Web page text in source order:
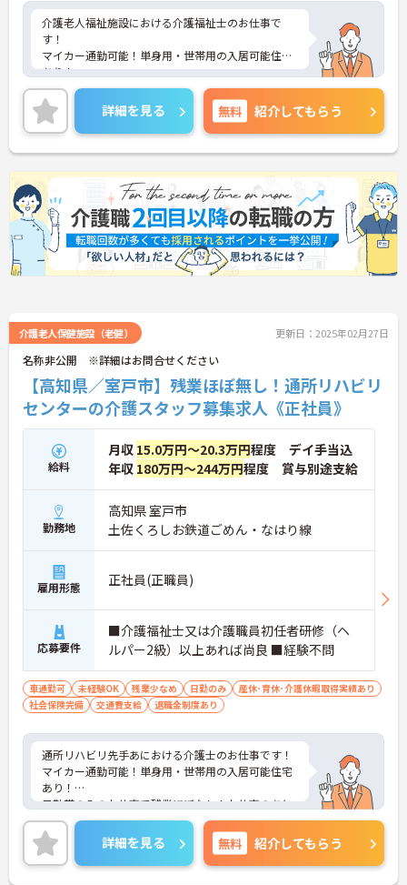
介護老人福祉施設における介護福祉士のお仕事で
す！
マイカー通勤可能！単身用・世帯用の入居可能住宅
あり！
残業ほぼなし！お仕事のあとの時間も有効に使えま
す。
ご興味ある方には、面接対策ポイントなど、さらに
詳細をお話しいたしますのでお気軽にご相談くださ
い！
詳細を見る 無料 紹介してもらう
介護老人保健施設（老健） 更新日：2025年02月27日
名称非公開 ※詳細はお問合せください
【高知県／室戸市】残業ほぼ無し！通所リハビリ
センターの介護スタッフ募集求人《正社員》
給料
月収 15.0万円～20.3万円程度 デイ手当込
年収 180万円～244万円程度 賞与別途支給
勤務地
高知県 室戸市
土佐くろしお鉄道ごめん・なはり線
雇用形態 正社員(正職員)
応募要件
■介護福祉士又は介護職員初任者研修（ヘ
ルパー2級）以上あれば尚良 ■経験不問
車通勤可 未経験OK 残業少なめ 日勤のみ
産休･育休･介護休暇取得実績あり
社会保険完備
交通費支給 退職金制度あり
通所リハビリ先手あにおける介護士のお仕事です！
マイカー通勤可能！単身用・世帯用の入居可能住宅
あり！
日勤帯のみのお仕事で残業ほぼなし！お仕事のあと
の時間も有効に使えます。
ご興味ある方には、面接対策ポイントなど、さらに
詳細をお話しいたしますのでお気軽にご相談くださ
い！
詳細を見る 無料 紹介してもらう